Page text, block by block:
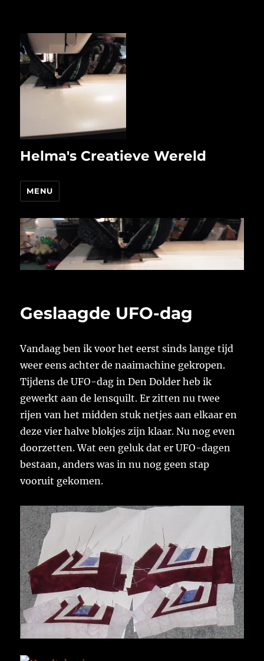
Helma's Creatieve Wereld
MENU
Geslaagde UFO-dag
Vandaag ben ik voor het eerst sinds lange tijd
weer eens achter de naaimachine gekropen.
Tijdens de UFO-dag in Den Dolder heb ik
gewerkt aan de lensquilt. Er zitten nu twee
rijen van het midden stuk netjes aan elkaar en
deze vier halve blokjes zijn klaar. Nu nog even
doorzetten. Wat een geluk dat er UFO-dagen
bestaan, anders was in nu nog geen stap
vooruit gekomen.